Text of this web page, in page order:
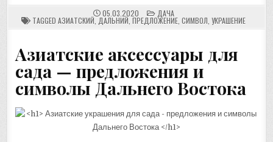
05.03.2020 POSTED
IN
ДАЧА
TAGGED АЗИАТСКИЙ ДАЛЬНИЙ ПРЕДЛОЖЕНИЕ СИМВОЛ УКРАШЕНИЕ
Азиатские аксессуары для
сада — предложения и
символы Дальнего Востока